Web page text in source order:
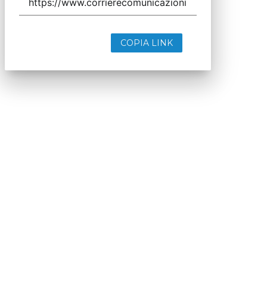
COPIA LINK